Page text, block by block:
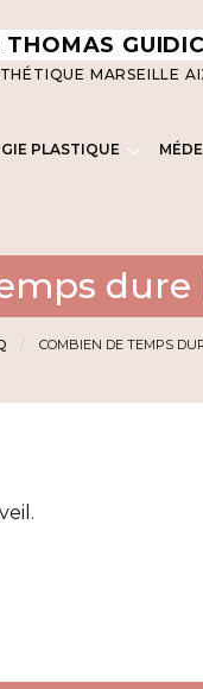
THOMAS
MARSEILLE
PLASTIQUE
dure
COMBIEN DE TEMPS